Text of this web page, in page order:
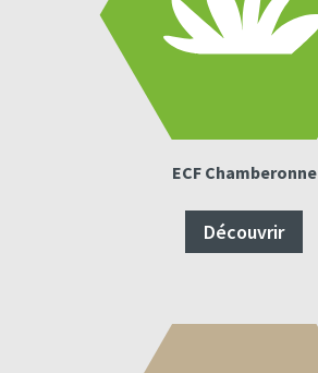
ECF Chamberonne
Découvrir